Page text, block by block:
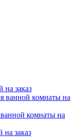
заказ
ванной комнаты на
комнаты на
на заказ